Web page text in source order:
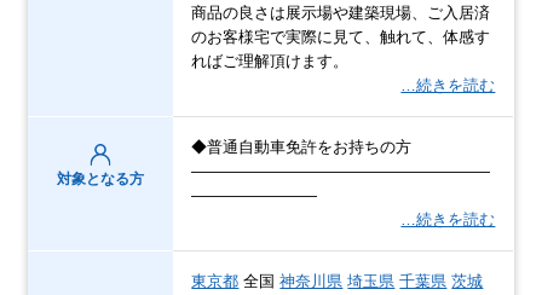
商品の良さは展示場や建築現場、ご入居済
のお客様宅で実際に見て、触れて、体感す
ればご理解頂けます。
…続きを読む
対象となる方
◆普通自動車免許をお持ちの方
―――――――――――――――――――
――――――――
…続きを読む
東京都 全国神奈川県 埼玉県 千葉県 茨城